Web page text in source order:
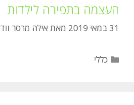
העצמה בתפירה לילדות
31 במאי 2019 מאת אילה מרסר ווד
קטגוריות
כללי